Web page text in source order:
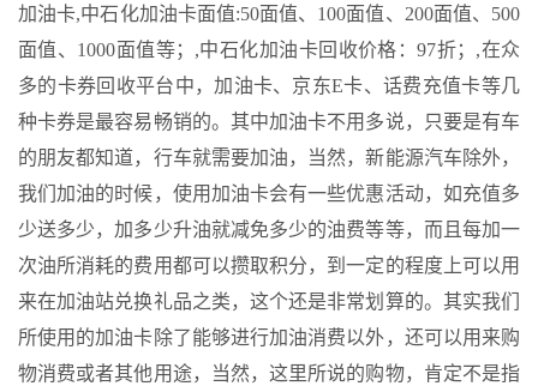
加油卡,中石化加油卡面值:50面值、100面值、200面值、500
面值、1000面值等；,中石化加油卡回收价格：97折；,在众
多的卡券回收平台中，加油卡、京东E卡、话费充值卡等几
种卡券是最容易畅销的。其中加油卡不用多说，只要是有车
的朋友都知道，行车就需要加油，当然，新能源汽车除外，
我们加油的时候，使用加油卡会有一些优惠活动，如充值多
少送多少，加多少升油就减免多少的油费等等，而且每加一
次油所消耗的费用都可以攒取积分，到一定的程度上可以用
来在加油站兑换礼品之类，这个还是非常划算的。其实我们
所使用的加油卡除了能够进行加油消费以外，还可以用来购
物消费或者其他用途，当然，这里所说的购物，肯定不是指